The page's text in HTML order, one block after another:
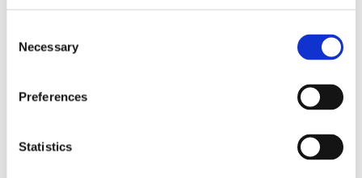
Selection
Necessary
Preferences
Statistics